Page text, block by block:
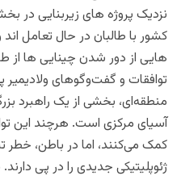
نزدیک پروژه های زیربنایی در
کشور با طالبان در حال تعامل اند
هایی از دور شدن چینایی ها از
توافقات و گفت‌وگوهای ولادیمیر
منطقه‌ای، بخشی از یک راهبرد
آسیای مرکزی است. هرچند این
کمک می‌کنند، اما در باطن، خطر
ژئوپلیتیکی جدیدی را در پی دارند.